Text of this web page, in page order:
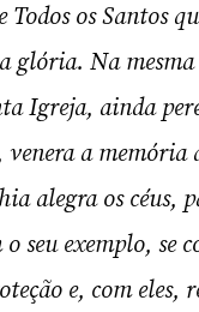
Todos os Santos
glória. Na mesma
Igreja, ainda
venera a memória
alegra os céus,
seu exemplo, se
e, com eles,